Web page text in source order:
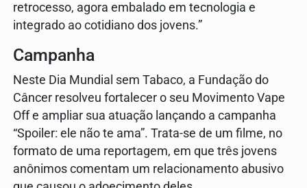
retrocesso, agora embalado em tecnologia e
integrado ao cotidiano dos jovens.”
Campanha
Neste Dia Mundial sem Tabaco, a Fundação do
Câncer resolveu fortalecer o seu Movimento Vape
Off e ampliar sua atuação lançando a campanha
“Spoiler: ele não te ama”. Trata-se de um filme, no
formato de uma reportagem, em que três jovens
anônimos comentam um relacionamento abusivo